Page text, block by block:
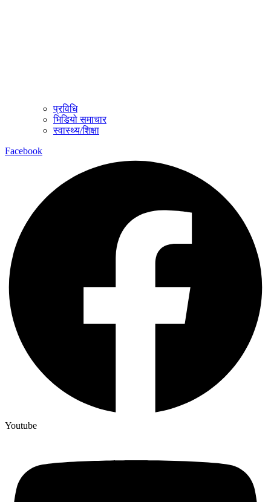
प्रविधि
भिडियो समाचार
स्वास्थ्य/शिक्षा
Facebook
Youtube